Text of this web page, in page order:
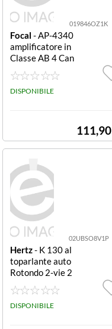
019846OZ1K
Focal - AP-4340
amplificatore in
Classe AB 4 Can
ali 4x70w rms
DISPONIBILE
111,90
02UBSO8V1P
Hertz- K 130 al
toparlante auto
Rotondo 2-vie 2
20 W 1 pz (780
00310)
DISPONIBILE